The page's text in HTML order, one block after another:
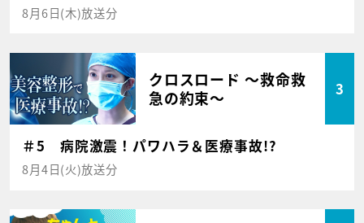
8月6日(木)放送分
クロスロード ～救命救
急の約束～
3
＃5 病院激震！パワハラ＆医療事故!?
8月4日(火)放送分